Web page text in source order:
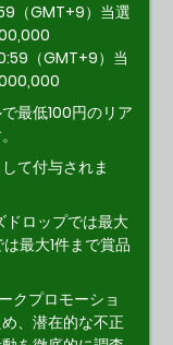
（GMT+9）当選
（GMT+9）当
最低100円のリア
て付与されま
ドロップでは最大
最大1件まで賞品
クプロモーショ
、潜在的な不正